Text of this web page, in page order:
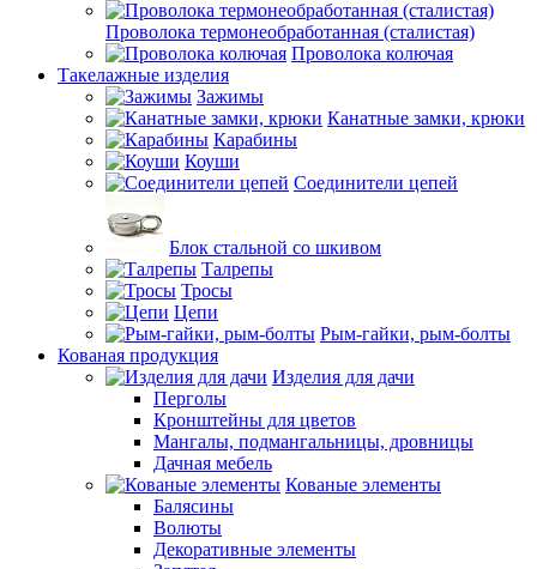
Проволока термонеобработанная (сталистая)
Проволока колючая
Такелажные изделия
Зажимы
Канатные замки, крюки
Карабины
Коуши
Соединители цепей
Блок стальной со шкивом
Талрепы
Тросы
Цепи
Рым-гайки, рым-болты
Кованая продукция
Изделия для дачи
Перголы
Кронштейны для цветов
Мангалы, подмангальницы, дровницы
Дачная мебель
Кованые элементы
Балясины
Волюты
Декоративные элементы